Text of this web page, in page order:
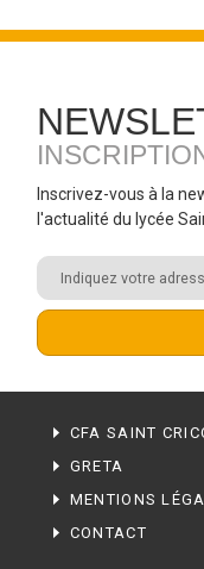
Inscrivez-vous à la
l'actualité du lycée
CFA SAINT
GRETA
MENTIONS
CONTACT